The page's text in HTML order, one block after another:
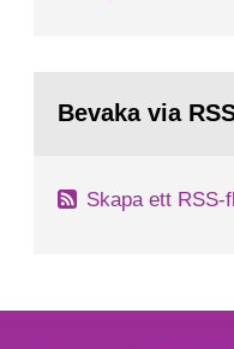
Bevaka via
Skapa ett